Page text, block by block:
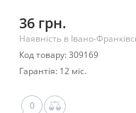
36 грн.
Наявність в Івано-
Код товару: 309169
Гарантія: 12 міс.
0